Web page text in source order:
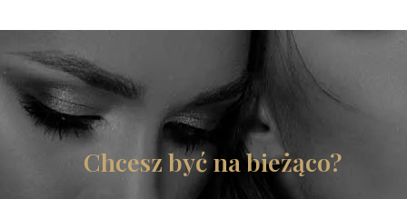
Chcesz być na bieżąco?